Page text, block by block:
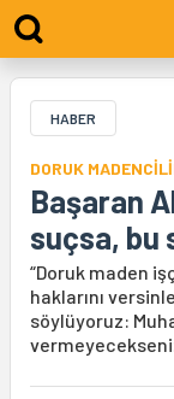
HABER
DORUK
Başaran
suçsa, bu
“Doruk maden
haklarını
söylüyoruz: